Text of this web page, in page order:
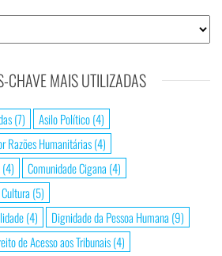
CHAVE MAIS UTILIZADAS
(7) Asilo Político(4)
Razões Humanitárias(4)
(4) Comunidade Cigana (4)
Cultura (5)
(4) Dignidade da Pessoa Humana (9)
de Acesso aos Tribunais(4)